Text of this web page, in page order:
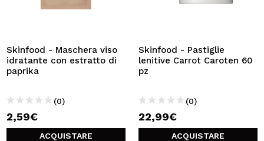
Skinfood - Maschera viso
idratante con estratto di
paprika
(0)
2,59€
ACQUISTARE
Skinfood - Pastiglie
lenitive Carrot Caroten 60
pz
(0)
22,99€
ACQUISTARE